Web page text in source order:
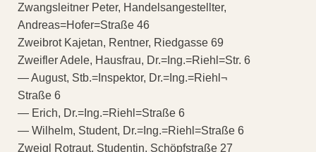
Zwangsleitner Peter, Handelsangestellter,
Andreas=Hofer=Straße 46
Zweibrot Kajetan, Rentner, Riedgasse 69
Zweifler Adele, Hausfrau, Dr.=Ing.=Riehl=Str. 6
— August, Stb.=Inspektor, Dr.=Ing.=Riehl¬
Straße 6
— Erich, Dr.=Ing.=Riehl=Straße 6
— Wilhelm, Student, Dr.=Ing.=Riehl=Straße 6
Zweigl Rotraut, Studentin, Schöpfstraße 27